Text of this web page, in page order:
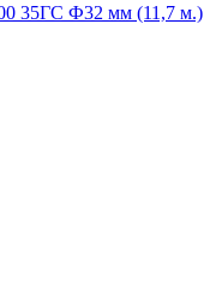
35ГС Ф32 мм (11,7 м.)